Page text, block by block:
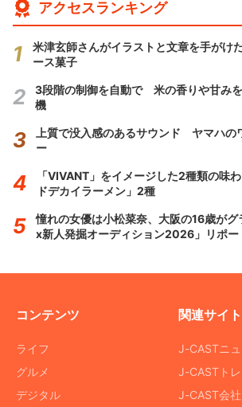
アクセスランキング
米津玄師さんがイラストと文章を手がけ
ース菓子
3段階の制御を自動で 米の香りや甘み
機
上質で没入感のあるサウンド ヤマハの
ー
「VIVANT」をイメージした2種類の味
ドデカイラーメン」2種
憧れの女優は小松菜奈、大阪の16歳が
x新人発掘オーディション2026」リポー
コンテンツ
ライフ
グルメ
デジタル
関連サイト
J-CASTニ
J-CASTト
J-CAST会